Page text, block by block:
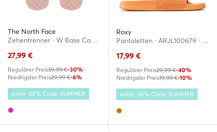
The North Face
Zehentrenner · W Base Camp Mini II NF0A47ABZIP · Rosa
27,99 €
Regulärer Preis39,99 €-30%
Niedrigster Preis29,99 €-6%
extra -25% Code: SUMMER
Roxy
Pantoletten · ARJL100679 · Orange
17,99 €
Regulärer Preis29,99 €-40%
Niedrigster Preis19,99 €-10%
extra -35% Code: SUMMER